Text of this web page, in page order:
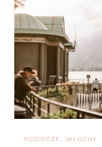
PODRÓŻE WŁOCHY